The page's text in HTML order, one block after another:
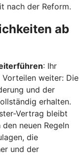
nach der Reform.
ab
: Ihr
weiter: Die
und der
erhalten.
Vertrag bleibt
neuen Regeln
die
und der